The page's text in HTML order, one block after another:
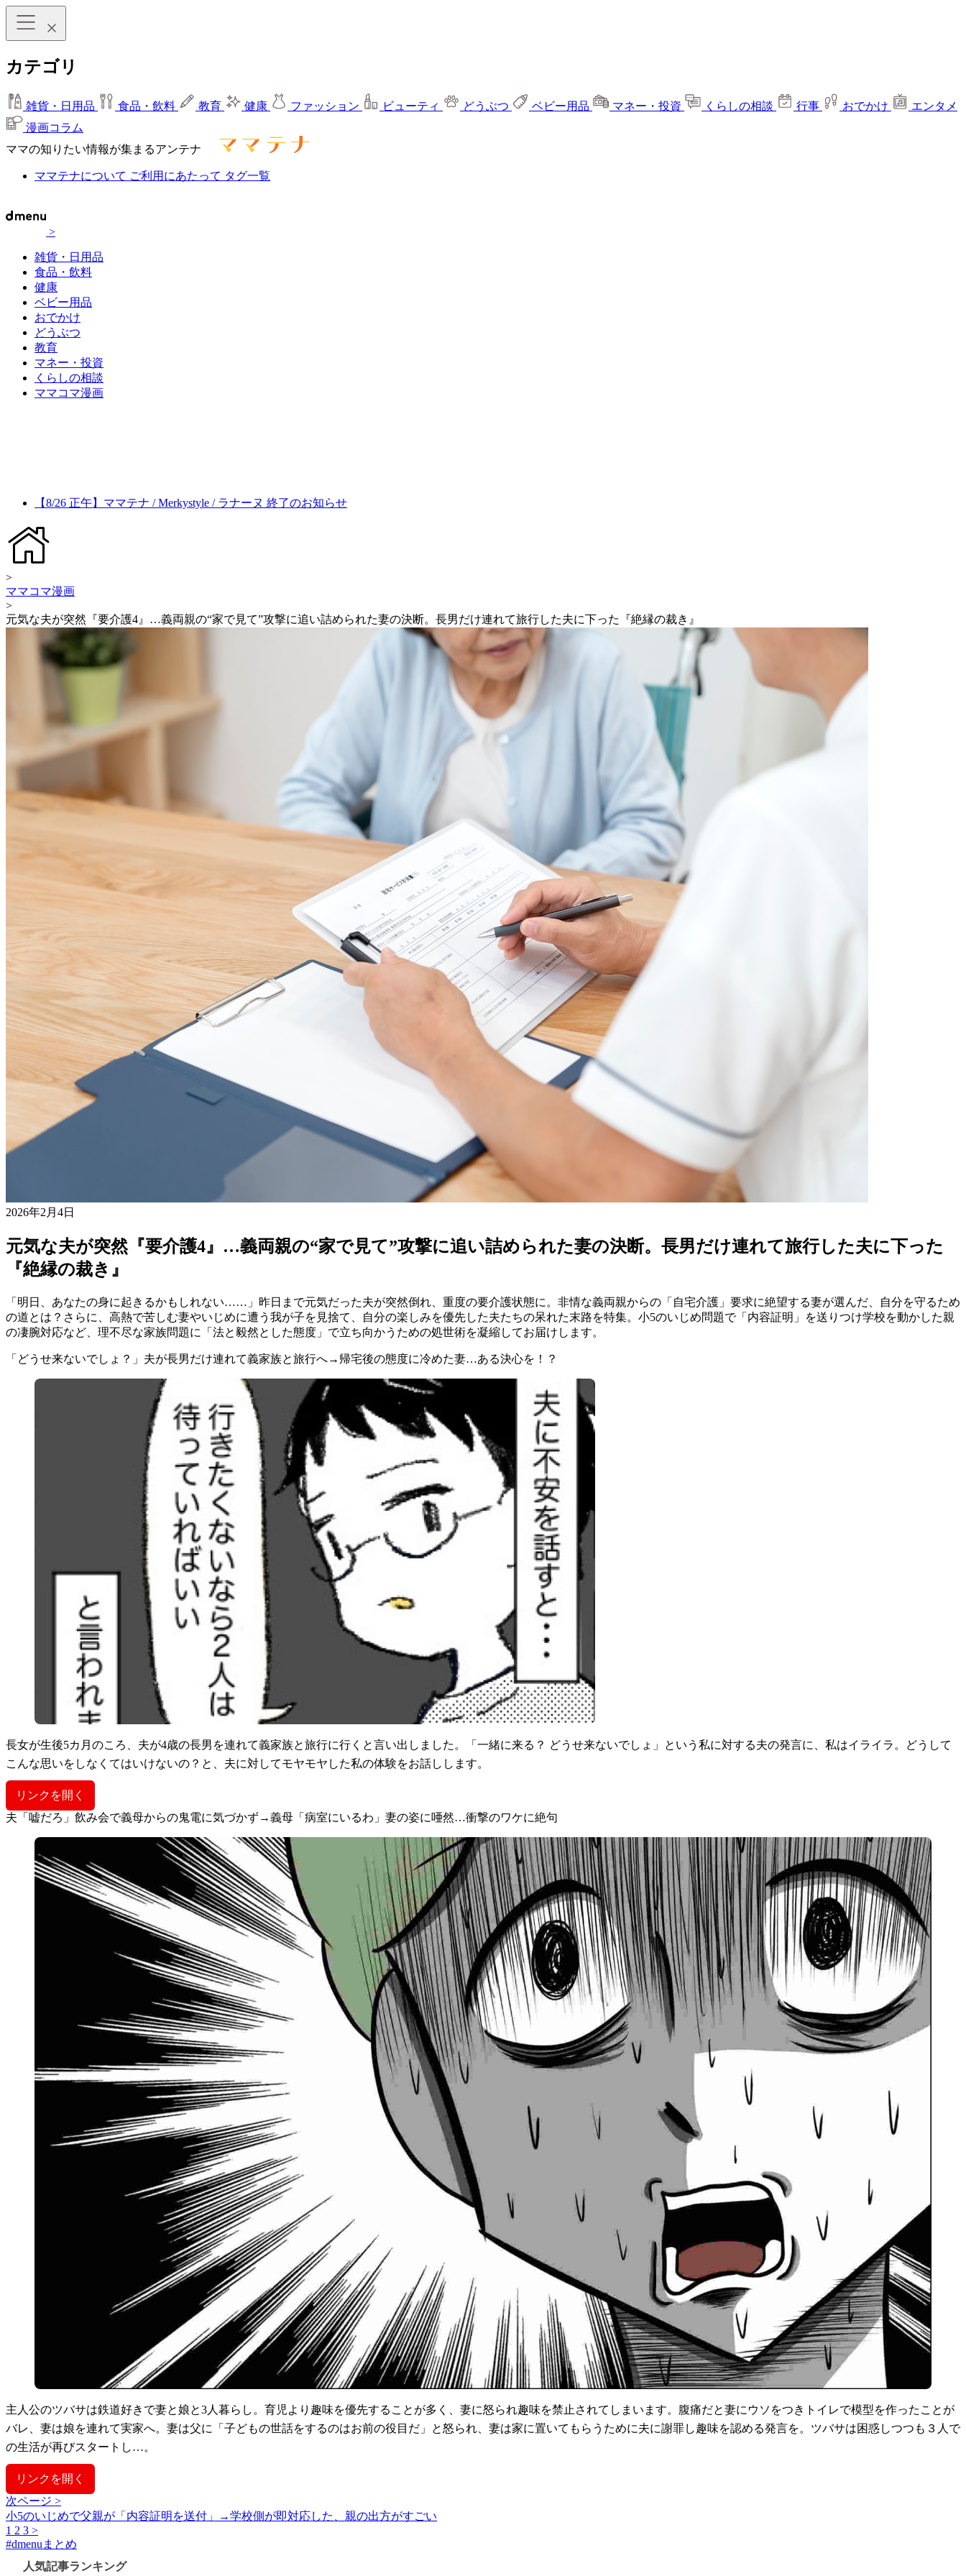
カテゴリ
雑貨・日用品 食品・飲料 教育 健康 ファッション ビューティ どうぶつ ベビー用品 マネー・投資 くらしの相談 行事 おでかけ
エンタメ
漫画コラム
ママの知りたい情報が集まるアンテナ
ママテナについて ご利用にあたって タグ一覧
>
雑貨・日用品
食品・飲料
健康
ベビー用品
おでかけ
どうぶつ
教育
マネー・投資
くらしの相談
ママコマ漫画
【8/26 正午】ママテナ / Merkystyle / ラナーヌ 終了のお知らせ
>
ママコマ漫画
>
元気な夫が突然『要介護4』…義両親の“家で見て”攻撃に追い詰められた妻の決断。長男だけ連れて旅行した夫に下った『絶縁の裁き』
2026年2月4日
元気な夫が突然『要介護4』…義両親の“家で見て”攻撃に追い詰められた妻の決断。長男だけ連れて旅行した夫に下った
『絶縁の裁き』
「明日、あなたの身に起きるかもしれない……」昨日まで元気だった夫が突然倒れ、重度の要介護状態に。非情な義両親からの「自宅介護」要求に絶望する妻が選んだ、自分を守るため
の道とは？さらに、高熱で苦しむ妻やいじめに遭う我が子を見捨て、自分の楽しみを優先した夫たちの呆れた末路を特集。小5のいじめ問題で「内容証明」を送りつけ学校を動かした親
の凄腕対応など、理不尽な家族問題に「法と毅然とした態度」で立ち向かうための処世術を凝縮してお届けします。
「どうせ来ないでしょ？」夫が長男だけ連れて義家族と旅行へ→帰宅後の態度に冷めた妻…ある決心を！？
長女が生後5カ月のころ、夫が4歳の長男を連れて義家族と旅行に行くと言い出しました。「一緒に来る？ どうせ来ないでしょ」という私に対する夫の発言に、私はイライラ。どうして
こんな思いをしなくてはいけないの？と、夫に対してモヤモヤした私の体験をお話しします。
リンクを開く
夫「嘘だろ」飲み会で義母からの鬼電に気づかず→義母「病室にいるわ」妻の姿に唖然…衝撃のワケに絶句
主人公のツバサは鉄道好きで妻と娘と3人暮らし。育児より趣味を優先することが多く、妻に怒られ趣味を禁止されてしまいます。腹痛だと妻にウソをつきトイレで模型を作ったことが
バレ、妻は娘を連れて実家へ。妻は父に「子どもの世話をするのはお前の役目だ」と怒られ、妻は家に置いてもらうために夫に謝罪し趣味を認める発言を。ツバサは困惑しつつも３人で
の生活が再びスタートし…。
リンクを開く
次ページ >
小5のいじめで父親が「内容証明を送付」→学校側が即対応した、親の出方がすごい
1 2 3 >
#dmenuまとめ
人気記事ランキング